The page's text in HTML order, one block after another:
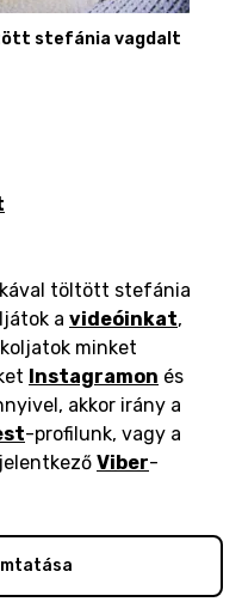
stefánia vagdalt
töltött stefánia
a videóinkat,
minket
Instagramon és
akkor irány a
-profilunk, vagy a
Viber-